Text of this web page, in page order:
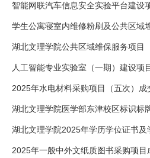
智能网联汽车信息安全实验平台建设
学生公寓寝室内维修粉刷及公共区域
湖北文理学院公共区域维保服务项目
人工智能专业实验室（一期）建设项
2025年水电材料采购项目（五次）成
湖北文理学院医学部东津校区标识标
湖北文理学院2025年学历学位证书及
2025年一般中外文纸质图书采购项目